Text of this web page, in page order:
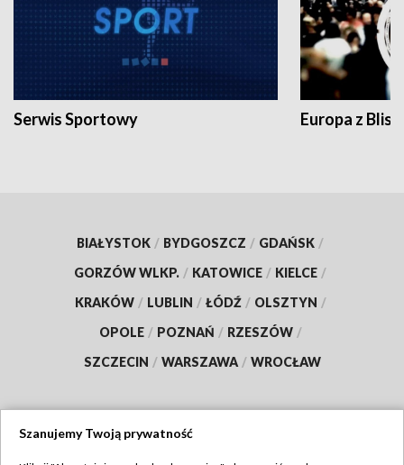
Serwis Sportowy Europa z
BIAŁYSTOK / BYDGOSZCZ / GDAŃSK /
GORZÓW WLKP. / KATOWICE / KIELCE /
KRAKÓW / LUBLIN / ŁÓDŹ / OLSZTYN /
OPOLE / POZNAŃ / RZESZÓW /
SZCZECIN / WARSZAWA / WROCŁAW
Szanujemy Twoją prywatność